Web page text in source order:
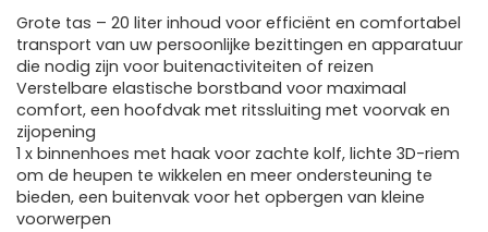
Grote tas – 20 liter inhoud voor efficiënt en comfortabel
transport van uw persoonlijke bezittingen en apparatuur
die nodig zijn voor buitenactiviteiten of reizen
Verstelbare elastische borstband voor maximaal
comfort, een hoofdvak met ritssluiting met voorvak en
zijopening
1 x binnenhoes met haak voor zachte kolf, lichte 3D-riem
om de heupen te wikkelen en meer ondersteuning te
bieden, een buitenvak voor het opbergen van kleine
voorwerpen